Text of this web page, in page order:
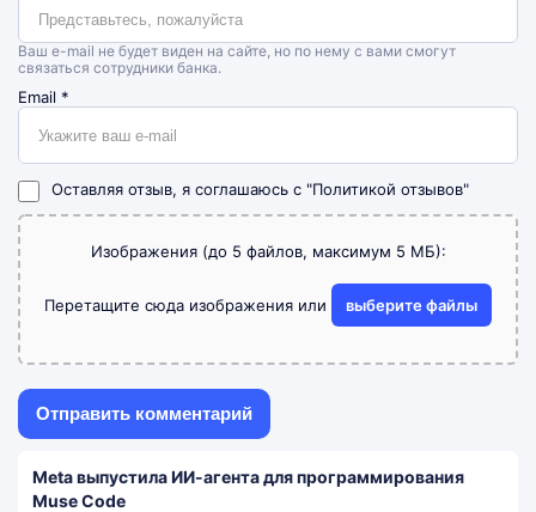
Ваш e-mail не будет виден на сайте, но по нему с вами смогут
связаться сотрудники банка.
Email *
Оставляя отзыв, я соглашаюсь с "Политикой отзывов"
Изображения (до 5 файлов, максимум 5 МБ):
Перетащите сюда изображения или выберите файлы
Meta выпустила ИИ-агента для программирования
Muse Code